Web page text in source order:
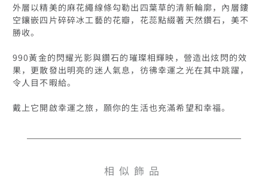
外層以精美的麻花繩線條勾勒出四葉草的清新輪廓，內層鏤
空鑲嵌四片碎碎冰工藝的花瓣，花蕊點綴著天然鑽石，美不
勝收。
990黃金的閃耀光影與鑽石的璀璨相輝映，營造出炫閃的效
果，更散發出明亮的迷人氣息，彷彿幸運之光在其中跳躍，
令人目不暇給。
戴上它開啟幸運之旅，願你的生活也充滿希望和幸福。
相似飾品